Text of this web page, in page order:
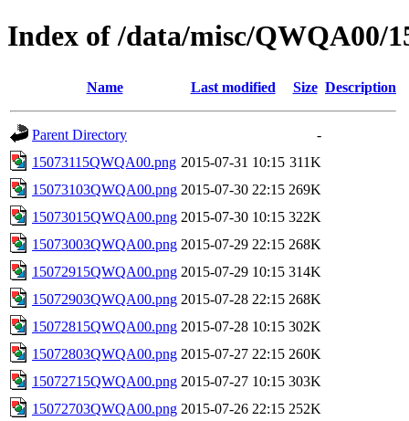
Index of /data/misc/QWQA00/
Name Last modified Size Description
Parent Directory
-
15073115QWQA00.png 2015-07-31 10:15 311K
15073103QWQA00.png 2015-07-30 22:15 269K
15073015QWQA00.png 2015-07-30 10:15 322K
15073003QWQA00.png 2015-07-29 22:15 268K
15072915QWQA00.png 2015-07-29 10:15 314K
15072903QWQA00.png 2015-07-28 22:15 268K
15072815QWQA00.png 2015-07-28 10:15 302K
15072803QWQA00.png 2015-07-27 22:15 260K
15072715QWQA00.png 2015-07-27 10:15 303K
15072703QWQA00.png 2015-07-26 22:15 252K